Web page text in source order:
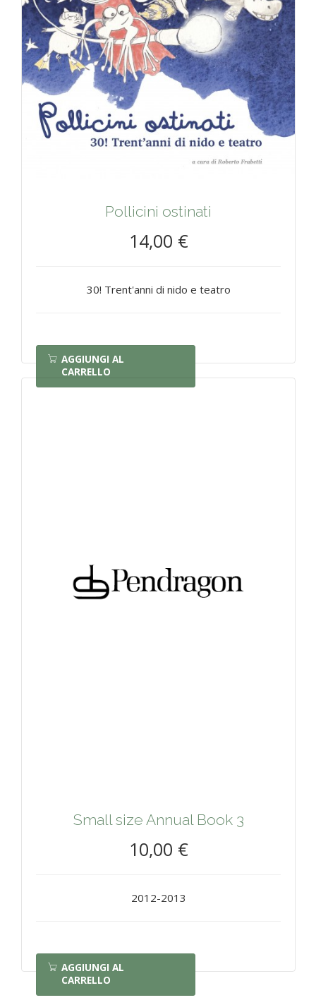
Pollicini ostinati
14,00 €
30! Trent'anni di nido e teatro
AGGIUNGI AL
CARRELLO
Small size Annual Book 3
10,00 €
2012-2013
AGGIUNGI AL
CARRELLO